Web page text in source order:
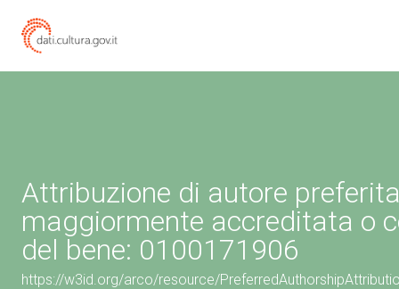
Attribuzione di autore
maggiormente accreditata o
del bene: 0100171906
https://w3id.org/arco/resource/